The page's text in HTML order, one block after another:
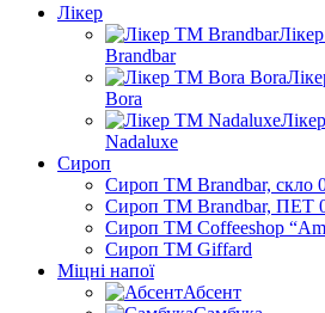
Лікер
Brandbar
Bora
Nadaluxe
Сироп
Сироп TM Brandbar, скло
Сироп TM Brandbar, ПЕТ
Сироп TM Coffeeshop
Сироп TM Giffard
Міцні напої
Абсент